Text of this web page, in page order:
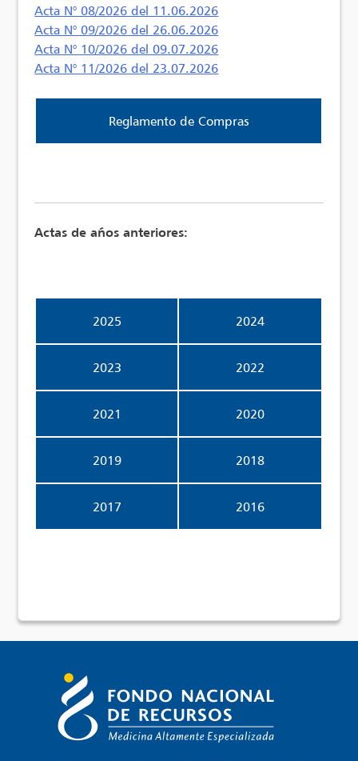
Acta N° 08/2026 del 11.06.2026
Acta N° 09/2026 del 26.06.2026
Acta N° 10/2026 del 09.07.2026
Acta N° 11/2026 del 23.07.2026
Reglamento de Compras
Actas de años anteriores:
2025 2024
2023 2022
2021 2020
2019 2018
2017 2016